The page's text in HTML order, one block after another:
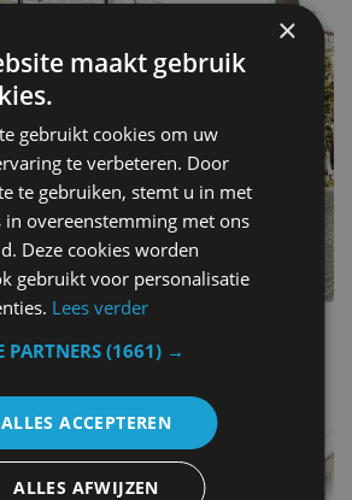
×
maakt gebruik
gebruikt cookies om uw
te verbeteren. Door
te gebruiken, stemt u in met
in overeenstemming met ons
Deze cookies worden
gebruikt voor personalisatie
Lees verder
PARTNERS(1661) →
ALLES ACCEPTEREN
ALLES AFWIJZEN